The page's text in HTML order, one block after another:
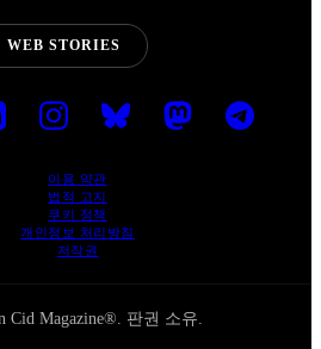
WEB STORIES
이용 약관
법적 고지
쿠키 정책
개인정보 처리방침
저작권
Cid Magazine®. 판권 소유.